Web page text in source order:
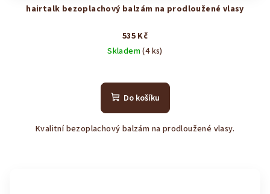
hairtalk bezoplachový balzám na prodloužené vlasy
535 Kč
Skladem(4 ks)
hodnocení
produktu
z
Do košíku
Kvalitní bezoplachový balzám na prodloužené vlasy.